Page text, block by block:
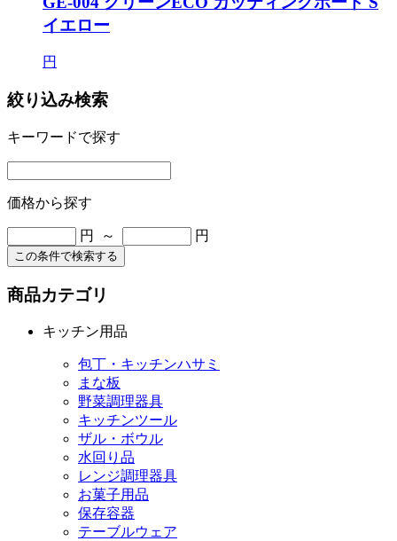
イエロー
円
絞り込み検索
キーワードで探す
価格から探す
円 ～ 円
この条件で検索する
商品カテゴリ
キッチン用品
包丁・キッチンハサミ
まな板
野菜調理器具
キッチンツール
ザル・ボウル
水回り品
レンジ調理器具
お菓子用品
保存容器
テーブルウェア